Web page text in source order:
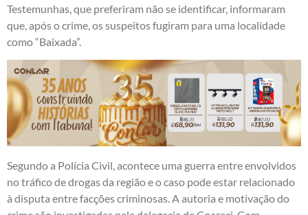
Testemunhas, que preferiram não se identificar, informaram
que, após o crime, os suspeitos fugiram para uma localidade
como “Baixada”.
Segundo a Polícia Civil, acontece uma guerra entre envolvidos
no tráfico de drogas da região e o caso pode estar relacionado
à disputa entre facções criminosas. A autoria e motivação do